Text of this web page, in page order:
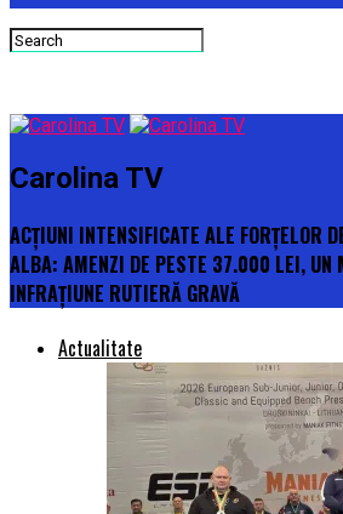
Carolina TV
ACȚIUNI INTENSIFICATE ALE FORȚELOR
ALBA: AMENZI DE PESTE 37.000 LEI, UN
INFRAȚIUNE RUTIERĂ GRAVĂ
Actualitate